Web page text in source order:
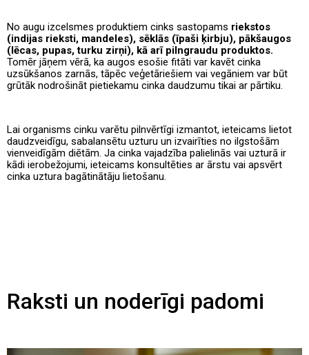
No augu izcelsmes produktiem cinks sastopams riekstos
(indijas rieksti, mandeles), sēklās (īpaši ķirbju), pākšaugos
(lēcas, pupas, turku zirņi), kā arī pilngraudu produktos.
Tomēr jāņem vērā, ka augos esošie fitāti var kavēt cinka
uzsūkšanos zarnās, tāpēc veģetāriešiem vai vegāniem var būt
grūtāk nodrošināt pietiekamu cinka daudzumu tikai ar pārtiku.
Lai organisms cinku varētu pilnvērtīgi izmantot, ieteicams lietot
daudzveidīgu, sabalansētu uzturu un izvairīties no ilgstošām
vienveidīgām diētām. Ja cinka vajadzība palielinās vai uzturā ir
kādi ierobežojumi, ieteicams konsultēties ar ārstu vai apsvērt
cinka uztura bagātinātāju lietošanu.
Raksti un noderīgi padomi